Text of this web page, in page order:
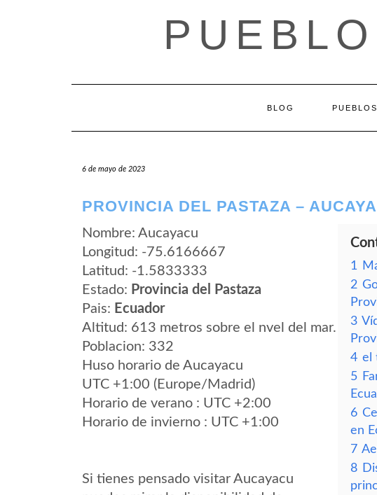
BLOG
6 de mayo de 2023
PROVINCIA DEL PASTAZA –
Nombre: Aucayacu
Longitud: -75.6166667
Latitud: -1.5833333
Estado: Provincia del Pastaza
Pais: Ecuador
Altitud: 613 metros sobre el nvel del mar.
Poblacion: 332
Huso horario de Aucayacu
UTC +1:00 (Europe/Madrid)
Horario de verano : UTC +2:00
Horario de invierno : UTC +1:00
Si tienes pensado visitar Aucayacu
1
2
3
4 el
5
6
en
7
8